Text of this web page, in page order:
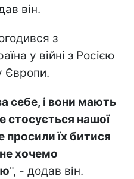
він.
з
у війні з Росією
Європи.
себе, і вони мають
стосується нашої
просили їх битися
хочемо
", - додав він.